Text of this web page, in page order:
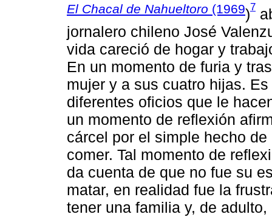
El Chacal de Nahueltoro (1969)7
jornalero chileno José
vida careció de hogar y
En un momento de furia y
mujer y a sus cuatro hijas.
diferentes oficios que le
un momento de reflexión
cárcel por el simple hecho
comer. Tal momento de
da cuenta de que no fue su
matar, en realidad fue la
tener una familia y, de